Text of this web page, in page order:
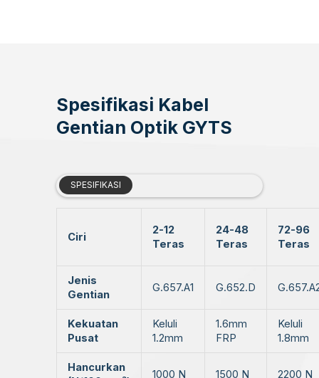
Spesifikasi Kabel
Gentian Optik GYTS
SPESIFIKASI
Ciri
2-12
Teras
24-48
Teras
72-96
Teras
Jenis
Gentian
G.657.A1 G.652.D
Kekuatan
Pusat
Keluli
1.2mm
1.6mm
FRP
Keluli
1.8mm
Hancurkan
1000 N 1500 N 2200 N